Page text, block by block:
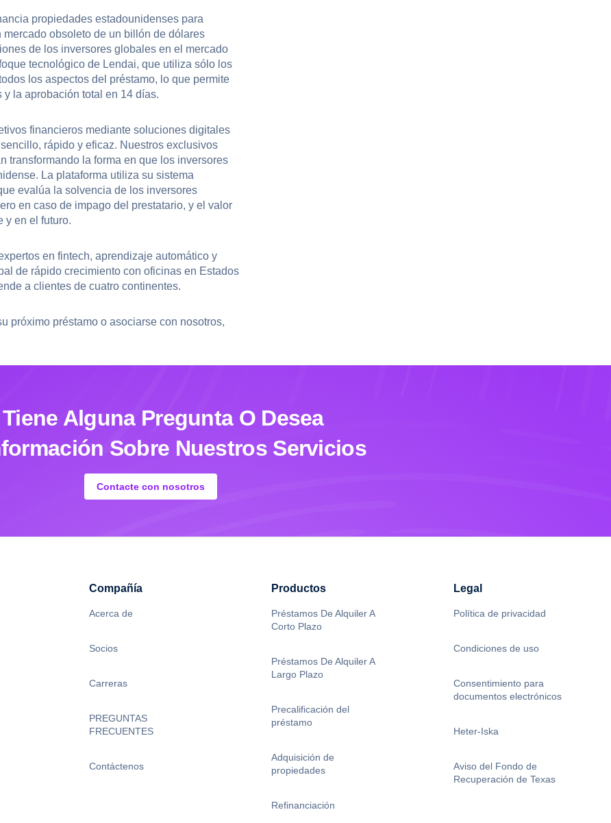
propiedades estadounidenses para
obsoleto de un billón de dólares
de los inversores globales en el mercado
tecnológico de Lendai, que utiliza sólo los
los aspectos del préstamo, lo que permite
la aprobación total en 14 días.
financieros mediante soluciones digitales
rápido y eficaz. Nuestros exclusivos
transformando la forma en que los inversores
La plataforma utiliza su sistema
evalúa la solvencia de los inversores
en caso de impago del prestatario, y el valor
y en el futuro.
en fintech, aprendizaje automático y
de rápido crecimiento con oficinas en Estados
a clientes de cuatro continentes.
próximo préstamo o asociarse con nosotros,
Alguna Pregunta O Desea
Sobre Nuestros Servicios
Contacte con nosotros
Acerca de
Socios
Carreras
PREGUNTAS
FRECUENTES
Contáctenos
Préstamos De Alquiler A
Corto Plazo
Préstamos De Alquiler A
Largo Plazo
Precalificación del
préstamo
Adquisición de
propiedades
Refinanciación
Política de privacidad
Condiciones de uso
Consentimiento para
documentos electrónicos
Heter-Iska
Aviso del Fondo de
Recuperación de Texas